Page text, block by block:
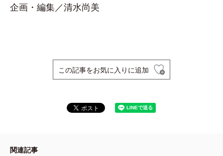
企画・編集／清水尚美
この記事をお気に入りに追加
関連記事